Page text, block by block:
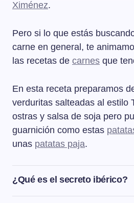
Ximénez.
Pero si lo que estás
carne en general, te
las recetas de carnes que
En esta receta preparamos
verduritas salteadas al estilo
ostras y salsa de soja pero
guarnición como estas
unas patatas paja.
¿Qué es el secreto ibérico?
El secreto de cerdo ibérico es